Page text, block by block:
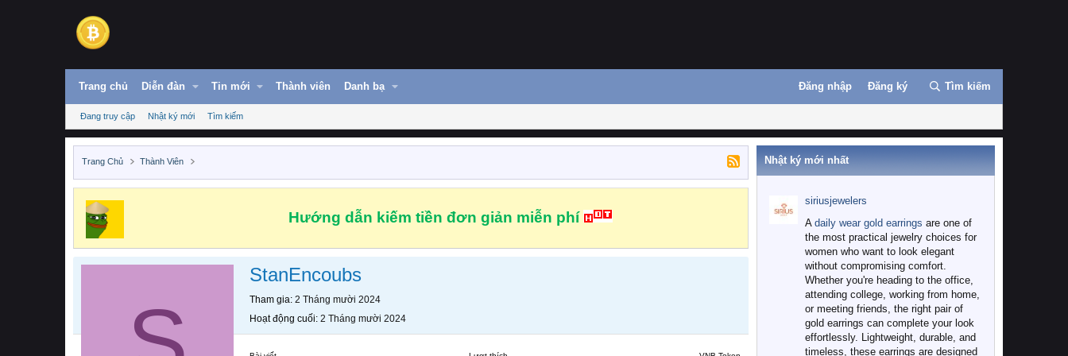
Trang chủ Diễn đàn Tin mới Thành viên Danh bạ Đăng nhập Đăng ký Tìm kiếm
Đang truy cập Nhật ký mới Tìm kiếm
Trang Chủ Thành Viên
Hướng dẫn kiếm tiền đơn giản miễn phí
StanEncoubs
Tham gia 2 Tháng mười 2024
Hoạt động cuối 2 Tháng mười 2024
Nhật ký mới nhất
siriusjewelers
A daily wear gold earrings are one of
the most practical jewelry choices for
women who want to look elegant
without compromising comfort.
Whether you're heading to the office,
attending college, working from home,
or meeting friends, the right pair of
gold earrings can complete your look
effortlessly. Lightweight, durable, and
timeless, these earrings are designed